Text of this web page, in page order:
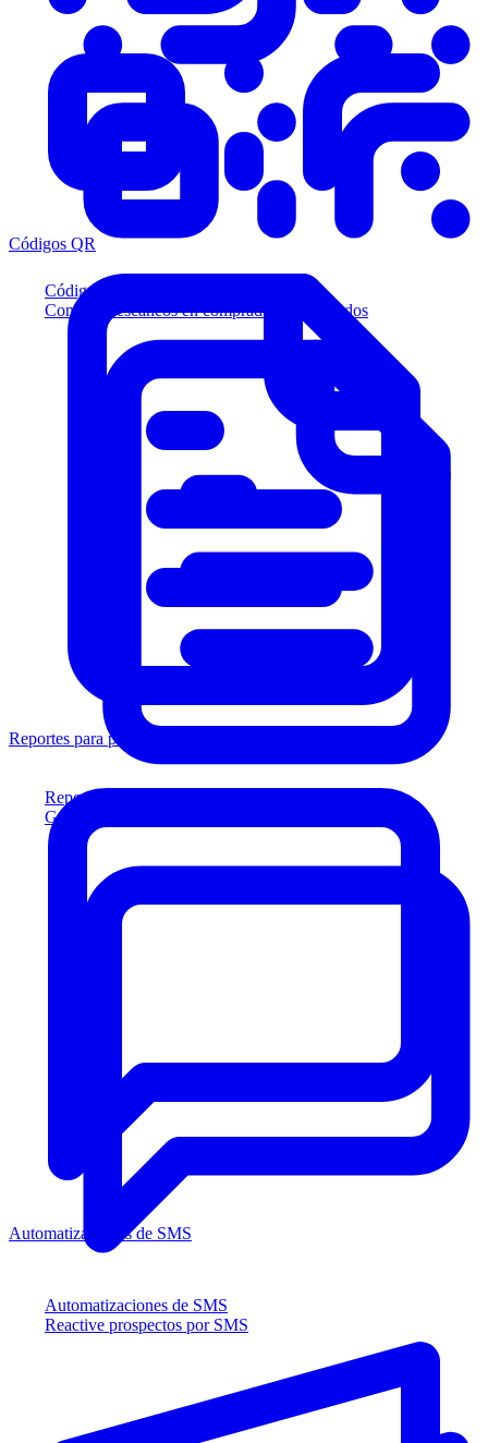
Códigos QR
Convierta escaneos en compradores calificados
Reportes para prestamistas
Genere reportes listos para el prestamista
Automatizaciones de SMS
Reactive prospectos por SMS
Códigos QR
Reportes para prestamistas
Automatizaciones de SMS